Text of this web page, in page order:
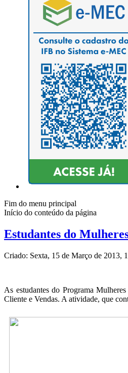
Fim do menu principal
Início do conteúdo da página
Estudantes do
Criado: Sexta, 15 de Março de 2013,
As estudantes do Programa
Cliente e Vendas. A atividade, que